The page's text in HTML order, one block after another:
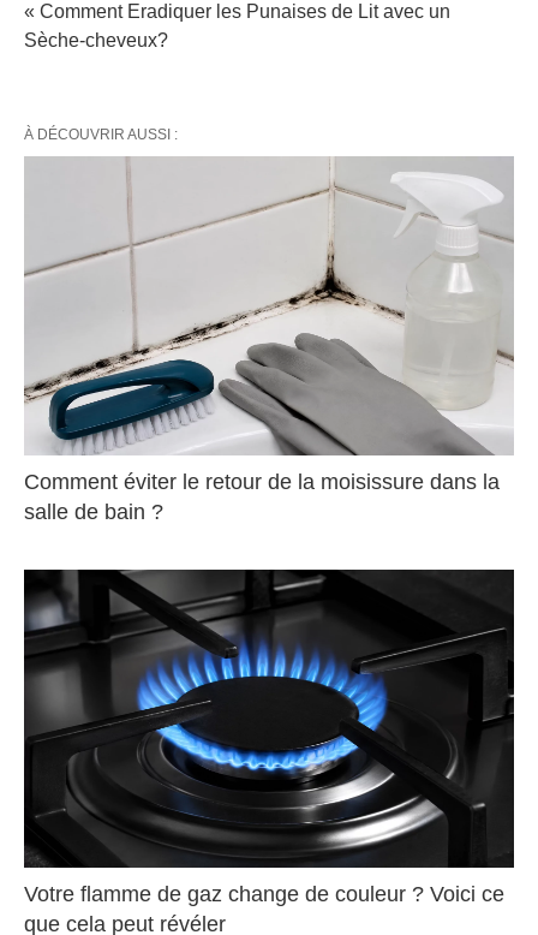
« Comment Eradiquer les Punaises de Lit avec un
Sèche-cheveux?
À DÉCOUVRIR AUSSI :
Comment éviter le retour de la moisissure dans la
salle de bain ?
Votre flamme de gaz change de couleur ? Voici ce
que cela peut révéler